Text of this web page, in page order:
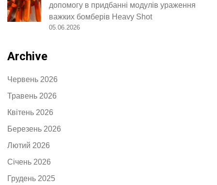
допомогу в придбанні модулів ураження
важких бомберів Heavy Shot
05.06.2026
Archive
Червень 2026
Травень 2026
Квітень 2026
Березень 2026
Лютий 2026
Січень 2026
Грудень 2025